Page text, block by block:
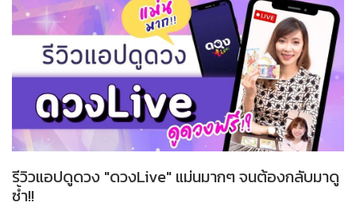
รีวิวแอปดูดวง "ดวงLive" แม่นมากๆ จนต้องกลับมาดู
ซ้ำ!!